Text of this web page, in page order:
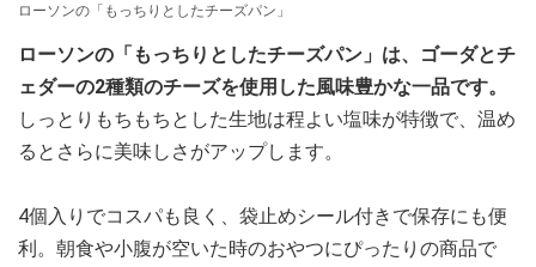
ローソンの「もっちりとしたチーズパン」
ローソンの「もっちりとしたチーズパン」は、ゴーダとチ
ェダーの2種類のチーズを使用した風味豊かな一品です。
しっとりもちもちとした生地は程よい塩味が特徴で、温め
るとさらに美味しさがアップします。
4個入りでコスパも良く、袋止めシール付きで保存にも便
利。朝食や小腹が空いた時のおやつにぴったりの商品で